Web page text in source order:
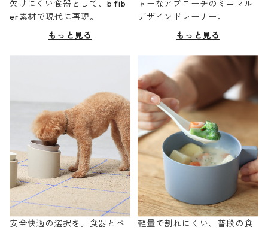
欠けにくい食器として、b fib
er素材で現代に再現。
もっと見る
ャーなアプローチのミニマル
デザインドレーナー。
もっと見る
安全快適の選択を。食器とベ
軽量で割れにくい、普段の食